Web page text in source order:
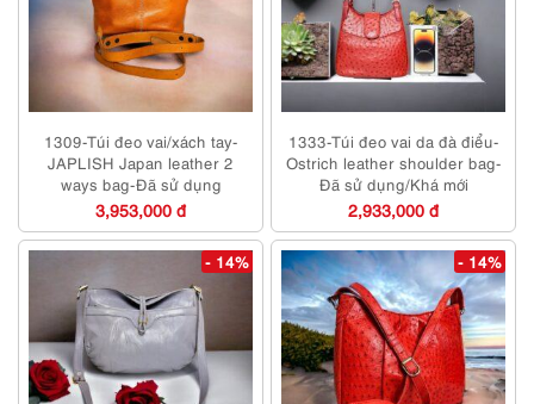
1309-Túi đeo vai/xách tay-
JAPLISH Japan leather 2
ways bag-Đã sử dụng
3,953,000 đ
1333-Túi đeo vai da đà điểu-
Ostrich leather shoulder bag-
Đã sử dụng/Khá mới
2,933,000 đ
- 14% - 14%